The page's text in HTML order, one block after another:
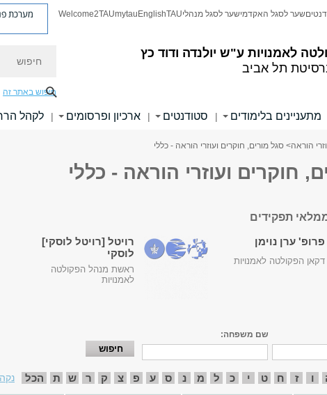
לאמנויות ע"ש יולנדה ודוד כץ
תל אביב
שער לסגל האקדמישער לסגל מנהליTAU
English
mytau
Welcome2TAU מערכת
חיפוש באתר זה
מתעניינים בלימודים | סטודנטים | ארכיון ופרסומים | לקהל
הוראה> סגל מורים, חוקרים ועוזרי הוראה - כללי
חוקרים ועוזרי הוראה - כללי
תפקידים
פרופ' ערן נוימן
דקאן הפקולטה לאמנויות
רויטל [רויטל לוסקי]
לוסקי
ראשת מנהל הפקולטה
לאמנויות
שם משפחה:
ו ז ח ט י כ ל מ נ ס ע פ צ ק ר ש ת הכל נקה